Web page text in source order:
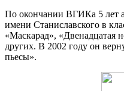
По окончании ВГИКа 5 лет
имени Станиславского в
«Маскарад», «Двенадцатая
других. В 2002 году он
пьесы».